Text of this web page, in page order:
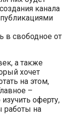
канала
в свободное от
а также
хочет
на этом,
–
оферту,
работы на